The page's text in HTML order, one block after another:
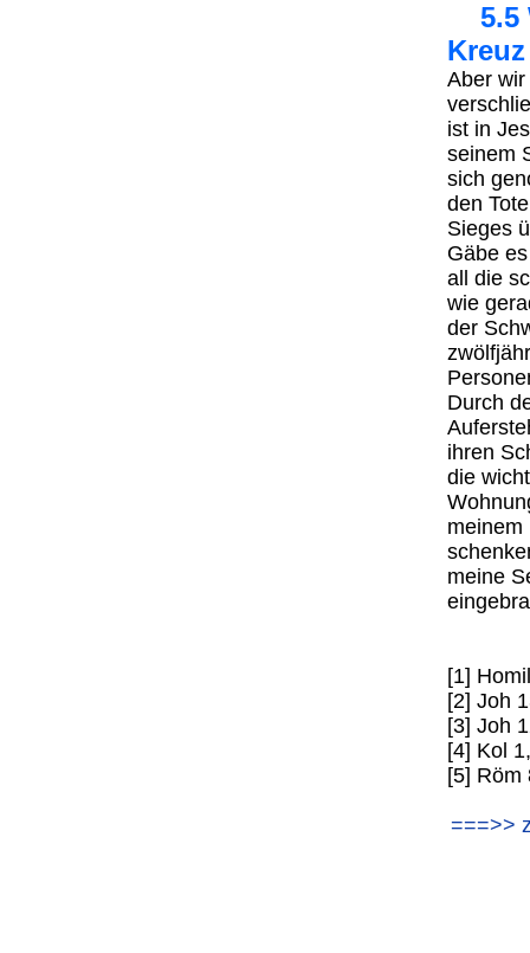
5.5
Aber
ist in
seinem
sich
den
Sieges
Gäbe
all die
wie
der
Durch
ihren
die
meinem
meine
[1]
[2] Joh
[3] Joh
[4] Kol
[5] Röm
===>>